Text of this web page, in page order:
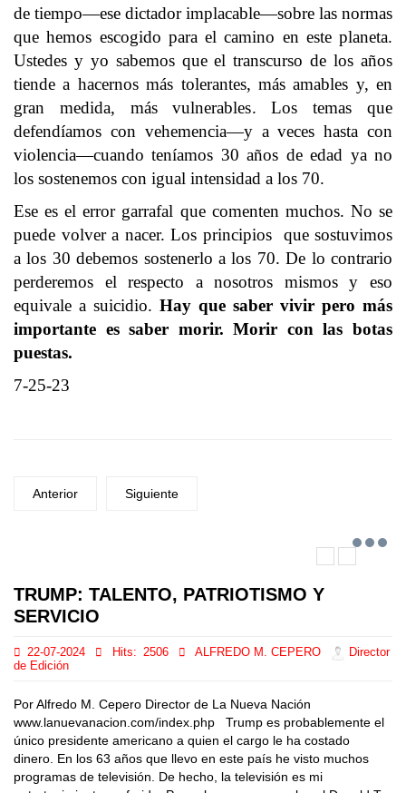
de tiempo—ese dictador implacable—sobre las normas
que hemos escogido para el camino en este planeta.
Ustedes y yo sabemos que el transcurso de los años
tiende a hacernos más tolerantes, más amables y, en
gran medida, más vulnerables. Los temas que
defendíamos con vehemencia—y a veces hasta con
violencia—cuando teníamos 30 años de edad ya no
los sostenemos con igual intensidad a los 70.
Ese es el error garrafal que comenten muchos. No se
puede volver a nacer. Los principios que sostuvimos
a los 30 debemos sostenerlo a los 70. De lo contrario
perderemos el respecto a nosotros mismos y eso
equivale a suicidio. Hay que saber vivir pero más
importante es saber morir. Morir con las botas
puestas.
7-25-23
Anterior Siguiente
TRUMP: TALENTO, PATRIOTISMO Y
SERVICIO
22-07-2024 Hits: 2506 ALFREDO M. CEPERO
Director
de Edición
Por Alfredo M. Cepero Director de La Nueva Nación
www.lanuevanacion.com/index.php Trump es probablemente el
único presidente americano a quien el cargo le ha costado
dinero. En los 63 años que llevo en este país he visto muchos
programas de televisión. De hecho, la televisión es mi